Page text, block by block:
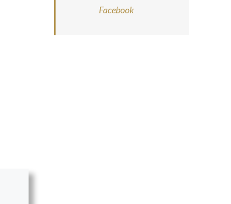
Facebook